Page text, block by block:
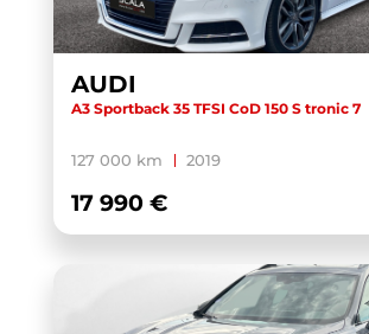
AUDI
A3 Sportback 35 TFSI CoD 150 S tronic 7
127 000 km 2019
17 990 €